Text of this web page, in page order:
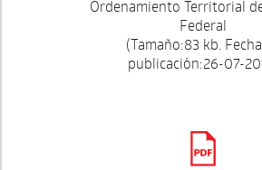
Ordenamiento Territorial
Federal
(Tamaño:83 kb.
publicación:26-07-